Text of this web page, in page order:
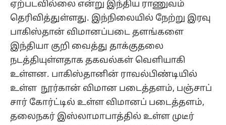
ஏற்படவில்லை என்று இந்திய ராணுவம்
தெரிவித்துள்ளது. இந்நிலையில் நேற்று இரவு
பாகிஸ்தான் விமானப்படை தளங்களை
இந்தியா குறி வைத்து தாக்குதலை
நடத்தியுள்ளதாக தகவல்கள் வெளியாகி
உள்ளன. பாகிஸ்தானின் ராவல்பிண்டியில்
உள்ள நூர்கான் விமான படைத்தளம், பஞ்சாப்
சார் கோர்ட்டில் உள்ள விமானப் படைத்தளம்,
தலைநகர் இஸ்லாமாபாத்தில் உள்ள முடீர்